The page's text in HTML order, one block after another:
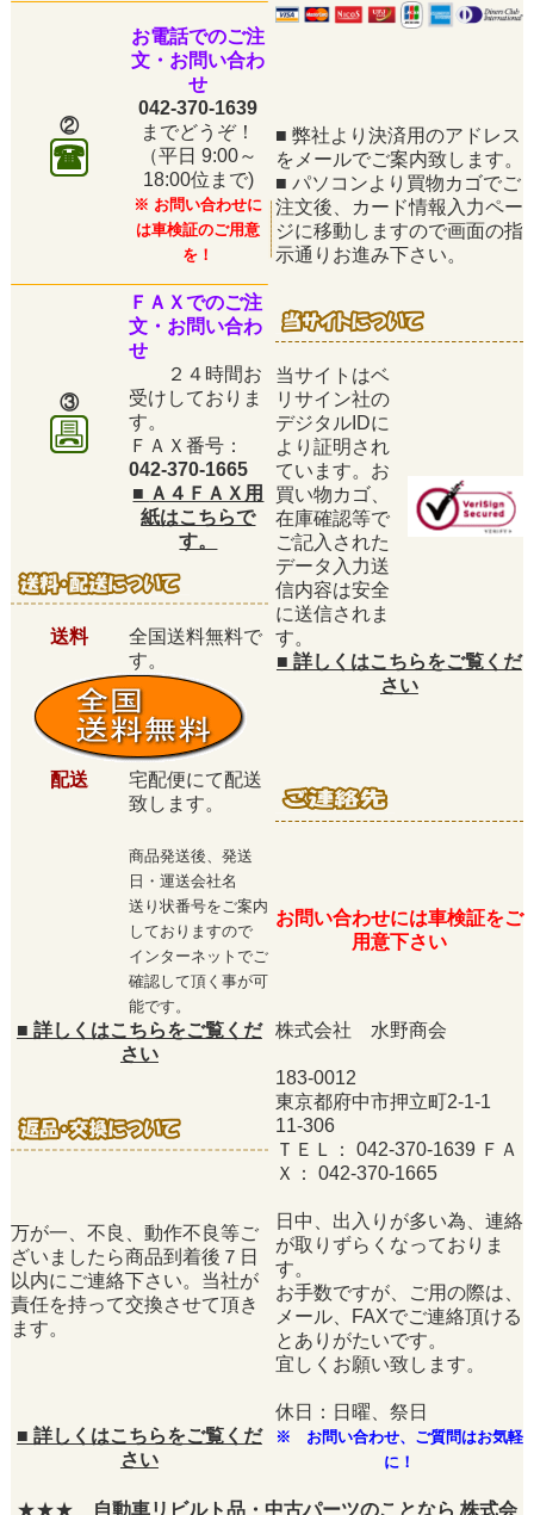
②
お電話でのご注
文・お問い合わ
せ
042-370-1639
までどうぞ！
（平日 9:00～
18:00位まで)
※ お問い合わせに
は車検証のご用意
を！
■ 弊社より決済用のアドレス
をメールでご案内致します。
■ パソコンより買物カゴでご
注文後、カード情報入力ペー
ジに移動しますので画面の指
示通りお進み下さい。
③
ＦＡＸでのご注
文・お問い合わ
せ
２４時間お
受けしておりま
す。
ＦＡＸ番号：
042-370-1665
当サイトはベ
リサイン社の
デジタルIDに
より証明され
ています。お
買い物カゴ、
在庫確認等で
ご記入された
データ入力送
信内容は安全
に送信されま
す。
■ 詳しくはこちらをご覧くだ
さい
■ Ａ４ＦＡＸ用
紙はこちらで
す。
送料
全国送料無料で
す。
配送
宅配便にて配送
致します。
商品発送後、発送
日・運送会社名
送り状番号をご案内
しておりますので
インターネットでご
確認して頂く事が可
能です。
お問い合わせには車検証をご
用意下さい
■ 詳しくはこちらをご覧くだ
さい
株式会社 水野商会
183-0012
東京都府中市押立町2-1-1
11-306
ＴＥＬ： 042-370-1639 ＦＡ
Ｘ： 042-370-1665
日中、出入りが多い為、連絡
が取りずらくなっておりま
す。
お手数ですが、ご用の際は、
メール、FAXでご連絡頂ける
とありがたいです。
宜しくお願い致します。
休日：日曜、祭日
万が一、不良、動作不良等ご
ざいましたら商品到着後７日
以内にご連絡下さい。当社が
責任を持って交換させて頂き
ます。
■ 詳しくはこちらをご覧くだ
さい
※ お問い合わせ、ご質問はお気軽
に！
★★★ 自動車リビルト品・中古パーツのことなら 株式会